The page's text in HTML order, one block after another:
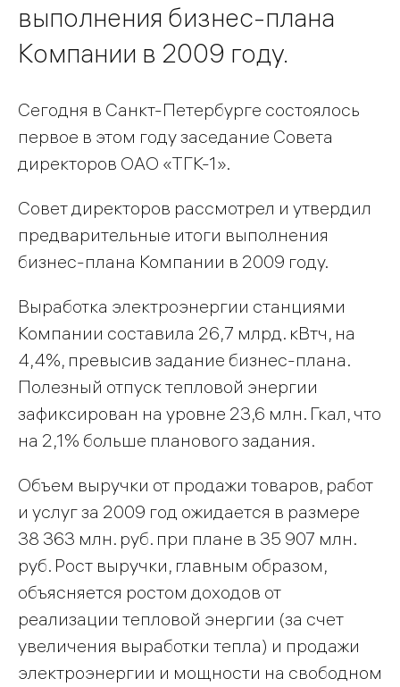
выполнения бизнес-плана
Компании в 2009 году.
Сегодня в Санкт-Петербурге состоялось
первое в этом году заседание Совета
директоров ОАО «ТГК-1».
Совет директоров рассмотрел и утвердил
предварительные итоги выполнения
бизнес-плана Компании в 2009 году.
Выработка электроэнергии станциями
Компании составила 26,7 млрд. кВтч, на
4,4%, превысив задание бизнес-плана.
Полезный отпуск тепловой энергии
зафиксирован на уровне 23,6 млн. Гкал, что
на 2,1% больше планового задания.
Объем выручки от продажи товаров, работ
и услуг за 2009 год ожидается в размере
38 363 млн. руб. при плане в 35 907 млн.
руб. Рост выручки, главным образом,
объясняется ростом доходов от
реализации тепловой энергии (за счет
увеличения выработки тепла) и продажи
электроэнергии и мощности на свободном